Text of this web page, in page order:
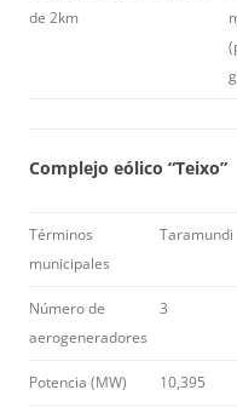
de 2km
Complejo eólico “Teixo”
Términos
municipales
Taramundi
Número de
aerogeneradores
3
Potencia (MW) 10,395